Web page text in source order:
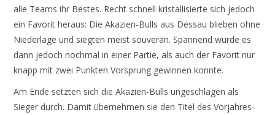
alle Teams ihr Bestes. Recht schnell kristallisierte sich jedoch
ein Favorit heraus: Die Akazien-Bulls aus Dessau blieben ohne
Niederlage und siegten meist souverän. Spannend wurde es
dann jedoch nochmal in einer Partie, als auch der Favorit nur
knapp mit zwei Punkten Vorsprung gewinnen konnte.
Am Ende setzten sich die Akazien-Bulls ungeschlagen als
Sieger durch. Damit übernehmen sie den Titel des Vorjahres-